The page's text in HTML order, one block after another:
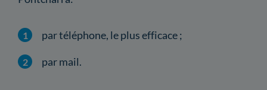
par téléphone, le plus efficace ;
par mail.